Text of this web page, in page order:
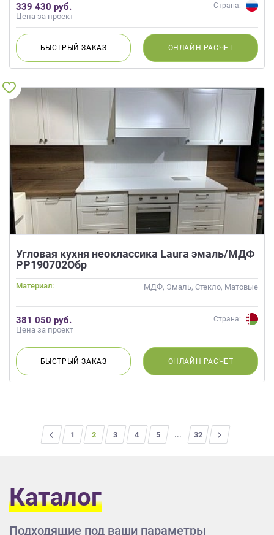
339 430 руб.
Цена за проект
Страна:
БЫСТРЫЙЗАКАЗ ОНЛАЙН РАСЧЕТ
Угловая кухня неоклассика Laura эмаль/МДФ
РР190702Обр
Материал: МДФ, Эмаль, Стекло, Матовые
381 050 руб.
Цена за проект
Страна:
БЫСТРЫЙЗАКАЗ ОНЛАЙН РАСЧЕТ
1 2 3 4 5 ... 32
>
Каталог
Подходящие под ваши параметры